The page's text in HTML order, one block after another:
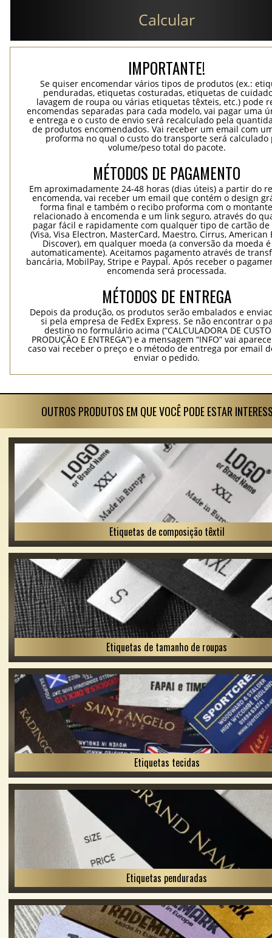
Calcular
IMPORTANTE!
Se quiser encomendar vários tipos de produtos (ex.:
penduradas, etiquetas costuradas, etiquetas de
lavagem de roupa ou várias etiquetas têxteis, etc.) pode
encomendas separadas para cada modelo, vai pagar uma
e entrega e o custo de envio será recalculado pela
de produtos encomendados. Vai receber um email com
proforma no qual o custo do transporte será calculado
volume/peso total do pacote.
MÉTODOS DE PAGAMENTO
Em aproximadamente 24-48 horas (dias úteis) a partir do
encomenda, vai receber um email que contém o design
forma final e também o recibo proforma com o
relacionado à encomenda e um link seguro, através do
pagar fácil e rapidamente com qualquer tipo de cartão
(Visa, Visa Electron, MasterCard, Maestro, Cirrus, American
Discover), em qualquer moeda (a conversão da moeda
automaticamente). Aceitamos pagamento através de
bancária, MobilPay, Stripe e Paypal. Após receber o
encomenda será processada.
MÉTODOS DE ENTREGA
Depois da produção, os produtos serão embalados e
si pela empresa de FedEx Express. Se não encontrar o
destino no formulário acima (“CALCULADORA DE
PRODUÇÃO E ENTREGA”) e a mensagem “INFO” vai
caso vai receber o preço e o método de entrega por email
enviar o pedido.
OUTROS PRODUTOS EM QUE VOCÊ PODE ESTAR
Etiquetas de composição têxtil
Etiquetas de tamanho de roupas
Etiquetas tecidas
Etiquetas penduradas